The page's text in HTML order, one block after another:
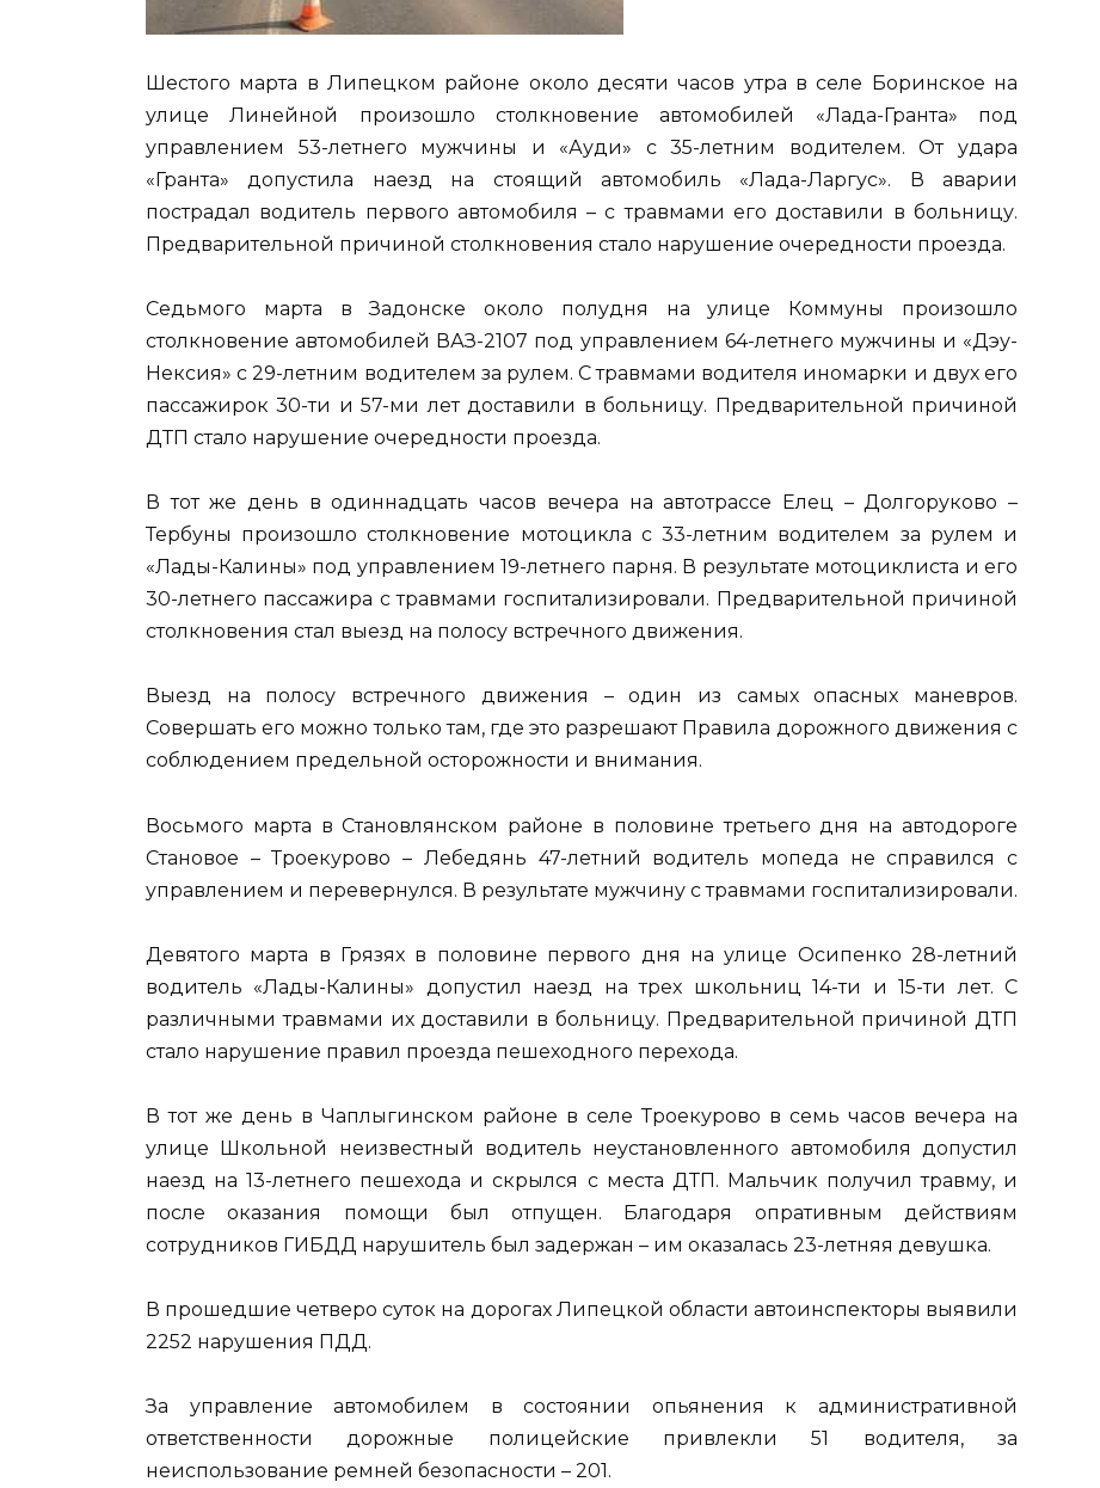
Шестого марта в Липецком районе около десяти часов утра в селе Боринское на
улице Линейной произошло столкновение автомобилей «Лада-Гранта» под
управлением 53-летнего мужчины и «Ауди» с 35-летним водителем. От удара
«Гранта» допустила наезд на стоящий автомобиль «Лада-Ларгус». В аварии
пострадал водитель первого автомобиля – с травмами его доставили в больницу.
Предварительной причиной столкновения стало нарушение очередности проезда.
Седьмого марта в Задонске около полудня на улице Коммуны произошло
столкновение автомобилей ВАЗ-2107 под управлением 64-летнего мужчины и «Дэу-
Нексия» с 29-летним водителем за рулем. С травмами водителя иномарки и двух его
пассажирок 30-ти и 57-ми лет доставили в больницу. Предварительной причиной
ДТП стало нарушение очередности проезда.
В тот же день в одиннадцать часов вечера на автотрассе Елец – Долгоруково –
Тербуны произошло столкновение мотоцикла с 33-летним водителем за рулем и
«Лады-Калины» под управлением 19-летнего парня. В результате мотоциклиста и его
30-летнего пассажира с травмами госпитализировали. Предварительной причиной
столкновения стал выезд на полосу встречного движения.
Выезд на полосу встречного движения – один из самых опасных маневров.
Совершать его можно только там, где это разрешают Правила дорожного движения с
соблюдением предельной осторожности и внимания.
Восьмого марта в Становлянском районе в половине третьего дня на автодороге
Становое – Троекурово – Лебедянь 47-летний водитель мопеда не справился с
управлением и перевернулся. В результате мужчину с травмами госпитализировали.
Девятого марта в Грязях в половине первого дня на улице Осипенко 28-летний
водитель «Лады-Калины» допустил наезд на трех школьниц 14-ти и 15-ти лет. С
различными травмами их доставили в больницу. Предварительной причиной ДТП
стало нарушение правил проезда пешеходного перехода.
В тот же день в Чаплыгинском районе в селе Троекурово в семь часов вечера на
улице Школьной неизвестный водитель неустановленного автомобиля допустил
наезд на 13-летнего пешехода и скрылся с места ДТП. Мальчик получил травму, и
после оказания помощи был отпущен. Благодаря опративным действиям
сотрудников ГИБДД нарушитель был задержан – им оказалась 23-летняя девушка.
В прошедшие четверо суток на дорогах Липецкой области автоинспекторы выявили
2252 нарушения ПДД.
За управление автомобилем в состоянии опьянения к административной
ответственности дорожные полицейские привлекли 51 водителя, за
неиспользование ремней безопасности – 201.